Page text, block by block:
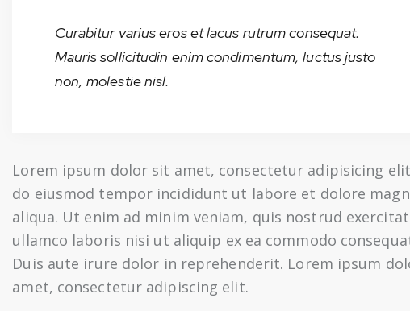
Curabitur varius eros et lacus rutrum consequat.
Mauris sollicitudin enim condimentum, luctus justo
non, molestie nisl.
Lorem ipsum dolor sit amet, consectetur adipisicing
do eiusmod tempor incididunt ut labore et dolore
aliqua. Ut enim ad minim veniam, quis nostrud
ullamco laboris nisi ut aliquip ex ea commodo
Duis aute irure dolor in reprehenderit. Lorem ipsum
amet, consectetur adipiscing elit.